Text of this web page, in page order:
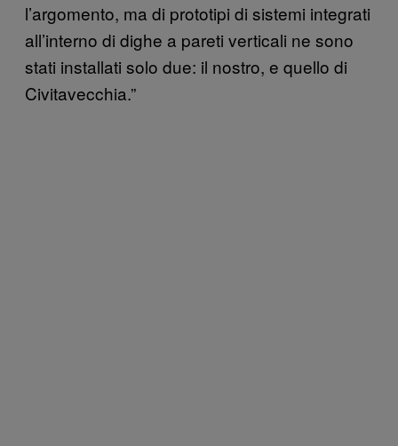
l’argomento, ma di prototipi di sistemi integrati
all’interno di dighe a pareti verticali ne sono
stati installati solo due: il nostro, e quello di
Civitavecchia.”